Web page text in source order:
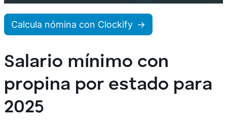
Calcula nómina con Clockify
Salario mínimo con
propina por estado para
2025